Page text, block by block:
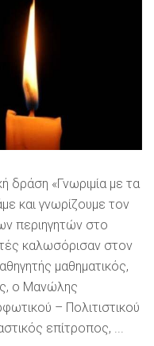
δράση «Γνωριμία με τα
και γνωρίζουμε τον
περιηγητών στο
καλωσόρισαν στον
μαθηματικός,
ο Μανώλης
– Πολιτιστικού
επίτροπος, ...